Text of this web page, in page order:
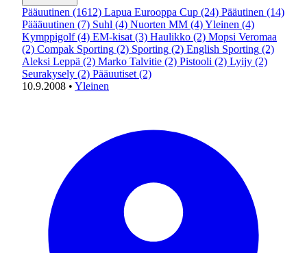
Pääuutinen (1612) Lapua Eurooppa Cup (24) Pääutinen (14)
Päääuutinen (7) Suhl (4) Nuorten MM (4)Yleinen (4)
Kymppigolf (4) EM-kisat (3) Haulikko (2) Mopsi Veromaa
(2) Compak Sporting (2) Sporting (2) English Sporting (2)
Aleksi Leppä (2) Marko Talvitie (2) Pistooli (2) Lyijy (2)
Seurakysely (2) Pääuutiset (2)
10.9.2008 • Yleinen